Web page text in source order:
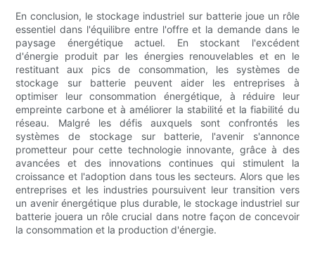
En conclusion, le stockage industriel sur batterie joue un rôle
essentiel dans l'équilibre entre l'offre et la demande dans le
paysage énergétique actuel. En stockant l'excédent
d'énergie produit par les énergies renouvelables et en le
restituant aux pics de consommation, les systèmes de
stockage sur batterie peuvent aider les entreprises à
optimiser leur consommation énergétique, à réduire leur
empreinte carbone et à améliorer la stabilité et la fiabilité du
réseau. Malgré les défis auxquels sont confrontés les
systèmes de stockage sur batterie, l'avenir s'annonce
prometteur pour cette technologie innovante, grâce à des
avancées et des innovations continues qui stimulent la
croissance et l'adoption dans tous les secteurs. Alors que les
entreprises et les industries poursuivent leur transition vers
un avenir énergétique plus durable, le stockage industriel sur
batterie jouera un rôle crucial dans notre façon de concevoir
la consommation et la production d'énergie.